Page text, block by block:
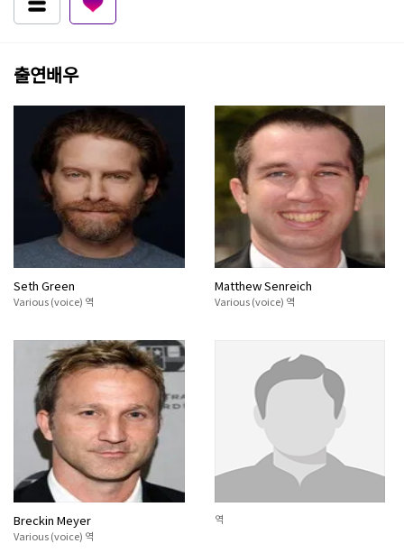
출연배우
Seth Green
Various (voice) 역
Matthew Senreich
Various (voice) 역
Breckin Meyer
Various (voice) 역
역